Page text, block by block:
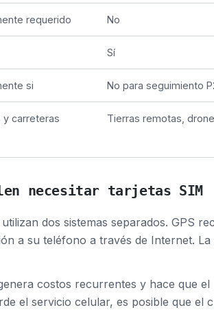
requerido No
Sí
si No para seguimiento
y carreteras Tierras remotas,
necesitar tarjetas SIM
dos sistemas separados. GPS
a su teléfono a través de Internet.
costos recurrentes y hace que
el servicio celular, es posible que el